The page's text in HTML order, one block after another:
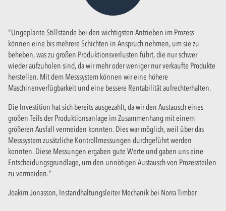
"Ungeplante Stillstände bei den wichtigsten Antrieben im Prozess
können eine bis mehrere Schichten in Anspruch nehmen, um sie zu
beheben, was zu großen Produktionsverlusten führt, die nur schwer
wieder aufzuholen sind, da wir mehr oder weniger nur verkaufte Produkte
herstellen. Mit dem Messsystem können wir eine höhere
Maschinenverfügbarkeit und eine bessere Rentabilität aufrechterhalten.
Die Investition hat sich bereits ausgezahlt, da wir den Austausch eines
großen Teils der Produktionsanlage im Zusammenhang mit einem
größeren Ausfall vermeiden konnten. Dies war möglich, weil über das
Messsystem zusätzliche Kontrollmessungen durchgeführt werden
konnten. Diese Messungen ergaben gute Werte und gaben uns eine
Entscheidungsgrundlage, um den unnötigen Austausch von Prozessteilen
zu vermeiden."
Joakim Jonasson, Instandhaltungsleiter Mechanik bei Norra Timber